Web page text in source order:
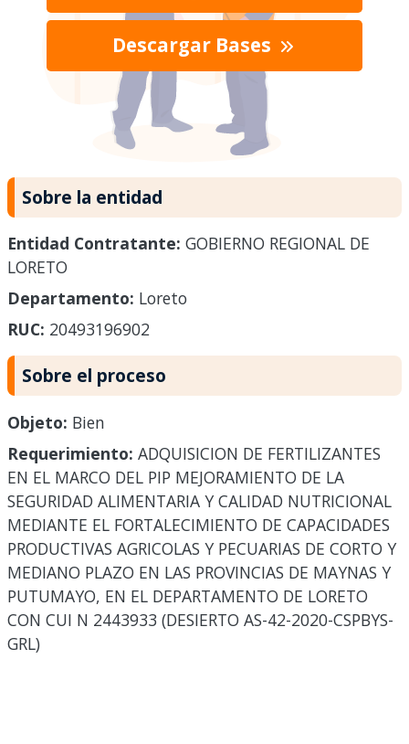
Descargar Bases
Sobre la entidad
Entidad Contratante: GOBIERNO REGIONAL DE
LORETO
Departamento: Loreto
RUC: 20493196902
Sobre el proceso
Objeto: Bien
Requerimiento: ADQUISICION DE FERTILIZANTES
EN EL MARCO DEL PIP MEJORAMIENTO DE LA
SEGURIDAD ALIMENTARIA Y CALIDAD NUTRICIONAL
MEDIANTE EL FORTALECIMIENTO DE CAPACIDADES
PRODUCTIVAS AGRICOLAS Y PECUARIAS DE CORTO Y
MEDIANO PLAZO EN LAS PROVINCIAS DE MAYNAS Y
PUTUMAYO, EN EL DEPARTAMENTO DE LORETO
CON CUI N 2443933 (DESIERTO AS-42-2020-CSPBYS-
GRL)